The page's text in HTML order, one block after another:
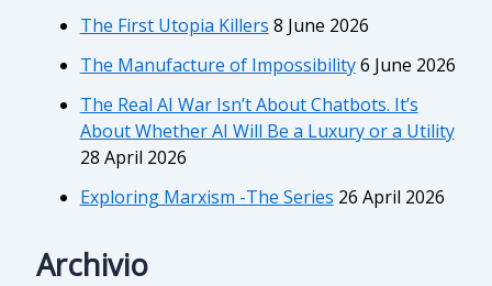
The First Utopia Killers 8 June 2026
The Manufacture of Impossibility6 June 2026
The Real AI War Isn’t About Chatbots. It’s
About Whether AI Will Be a Luxury or a Utility
28 April 2026
Exploring Marxism -The Series 26 April 2026
Archivio